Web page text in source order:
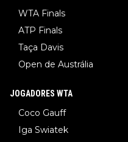
WTA Finals
ATP Finals
Taça Davis
Open de Austrália
JOGADORES WTA
Coco Gauff
Iga Swiatek